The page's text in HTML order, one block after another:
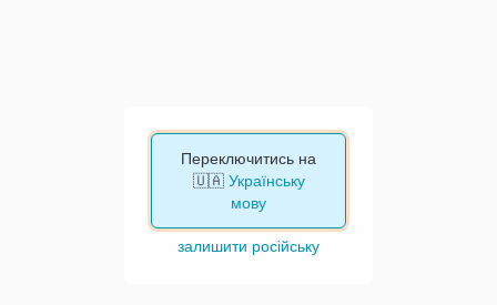
Переключитись на
🇺🇦 Українську
мову
залишити російську